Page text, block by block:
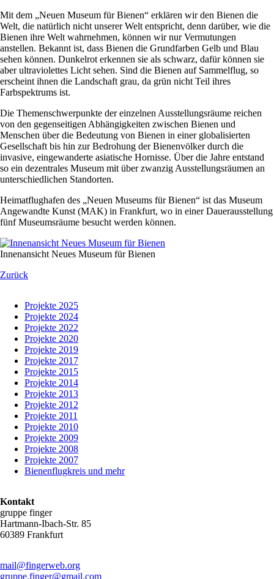
Mit dem „Neuen Museum für Bienen“ erklären wir den Bienen die
Welt, die natürlich nicht unserer Welt entspricht, denn darüber, wie die
Bienen ihre Welt wahrnehmen, können wir nur Vermutungen
anstellen. Bekannt ist, dass Bienen die Grundfarben Gelb und Blau
sehen können. Dunkelrot erkennen sie als schwarz, dafür können sie
aber ultraviolettes Licht sehen. Sind die Bienen auf Sammelflug, so
erscheint ihnen die Landschaft grau, da grün nicht Teil ihres
Farbspektrums ist.
Die Themenschwerpunkte der einzelnen Ausstellungsräume reichen
von den gegenseitigen Abhängigkeiten zwischen Bienen und
Menschen über die Bedeutung von Bienen in einer globalisierten
Gesellschaft bis hin zur Bedrohung der Bienenvölker durch die
invasive, eingewanderte asiatische Hornisse. Über die Jahre entstand
so ein dezentrales Museum mit über zwanzig Ausstellungsräumen an
unterschiedlichen Standorten.
Heimatflughafen des „Neuen Museums für Bienen“ ist das Museum
Angewandte Kunst (MAK) in Frankfurt, wo in einer Dauerausstellung
fünf Museumsräume besucht werden können.
Innenansicht Neues Museum für Bienen
Zurück
überspringenProjekte 2025
Projekte 2024
Projekte 2022
Projekte 2020
Projekte 2019
Projekte 2017
Projekte 2015
Projekte 2014
Projekte 2013
Projekte 2012
Projekte 2011
Projekte 2010
Projekte 2009
Projekte 2008
Projekte 2007
Bienenflugkreis und mehr
Kontakt
gruppe finger
Hartmann-Ibach-Str. 85
60389 Frankfurt
mail@fingerweb.org
gruppe.finger@gmail.com